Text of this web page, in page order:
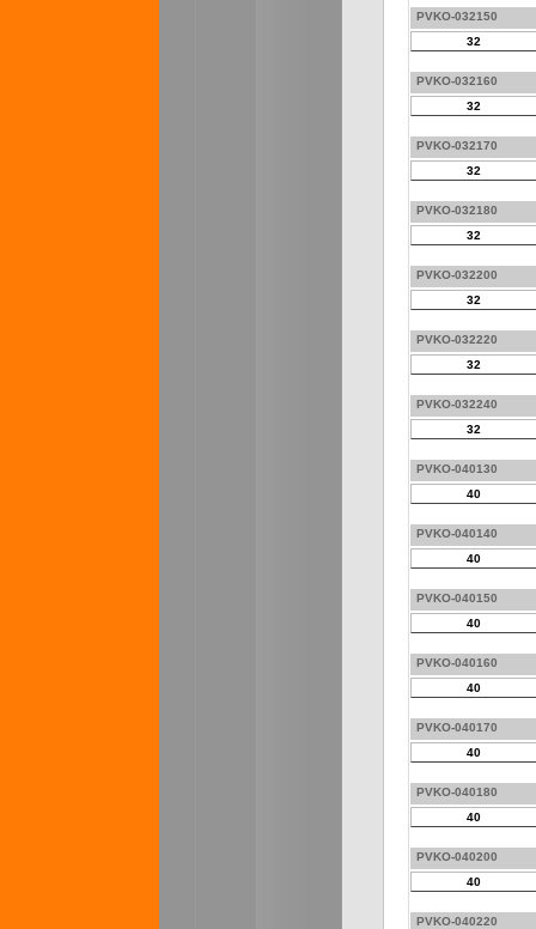
PVKO-032150
32
PVKO-032160
32
PVKO-032170
32
PVKO-032180
32
PVKO-032200
32
PVKO-032220
32
PVKO-032240
32
PVKO-040130
40
PVKO-040140
40
PVKO-040150
40
PVKO-040160
40
PVKO-040170
40
PVKO-040180
40
PVKO-040200
40
PVKO-040220